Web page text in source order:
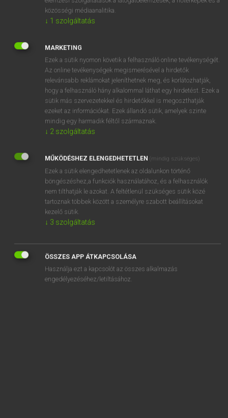
DÍJMENTES ANGOL SZÓTÁR
iszkol
iszonyatos
Isztambul
MICROSOFT OFFICE BŐVÍTMÉNY
BEÉPÜLŐ SZÓTÁRMODUL
ONLINE NYELVVIZSGA
közösségi médiaanalitika.
↓ 1 szolgáltatás
MARKETING
Ezek a sütik nyomon követik a felhasználó online tevékenységét.
Az online tevékenységek megismerésével a hirdetők
relevánsabb reklámokat jeleníthetnek meg, és korlátozhatják,
hogy a felhasználó hány alkalommal láthat egy hirdetést. Ezek a
sütik más szervezetekkel és hirdetőkkel is megoszthatják
ezeket az információkat. Ezek állandó sütik, amelyek szinte
mindig egy harmadik féltől származnak.
↓ 2 szolgáltatás
MŰKÖDÉSHEZ ELENGEDHETETLEN (mindig szükséges)
Ezek a sütik elengedhetetlenek az oldalunkon történő
böngészéshez,a funkciók használatához, és a felhasználók
nem tilthatják le azokat. A feltétlenül szükséges sütik közé
tartoznak többek között a személyre szabott beállításokat
kezelő sütik.
↓ 3 szolgáltatás
ÖSSZES APP ÁTKAPCSOLÁSA
Használja ezt a kapcsolót az összes alkalmazás
engedélyezéséhez/letiltásához.